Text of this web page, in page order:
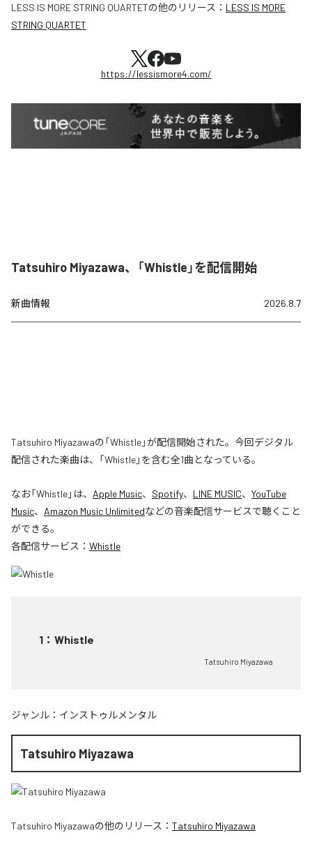
LESS IS MORE STRING QUARTETの他のリリース： LESS IS MORE
STRING QUARTET
https://lessismore4.com/
Tatsuhiro Miyazawa、「Whistle」を配信開始
新曲情報 2026.8.7
Tatsuhiro Miyazawaの「Whistle」が配信開始された。今回デジタル
配信された楽曲は、「Whistle」を含む全1曲となっている。
なお「Whistle」は、 Apple Music、 Spotify、 LINE MUSIC、 YouTube
Music、 Amazon Music Unlimitedなどの音楽配信サービスで聴くこと
ができる。
各配信サービス： Whistle
1 ： Whistle
Tatsuhiro Miyazawa
ジャンル： インストゥルメンタル
Tatsuhiro Miyazawa
Tatsuhiro Miyazawaの他のリリース： Tatsuhiro Miyazawa